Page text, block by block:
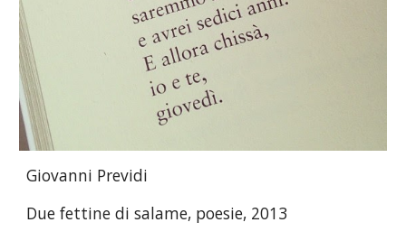
Giovanni Previdi
Due fettine di salame, poesie, 2013